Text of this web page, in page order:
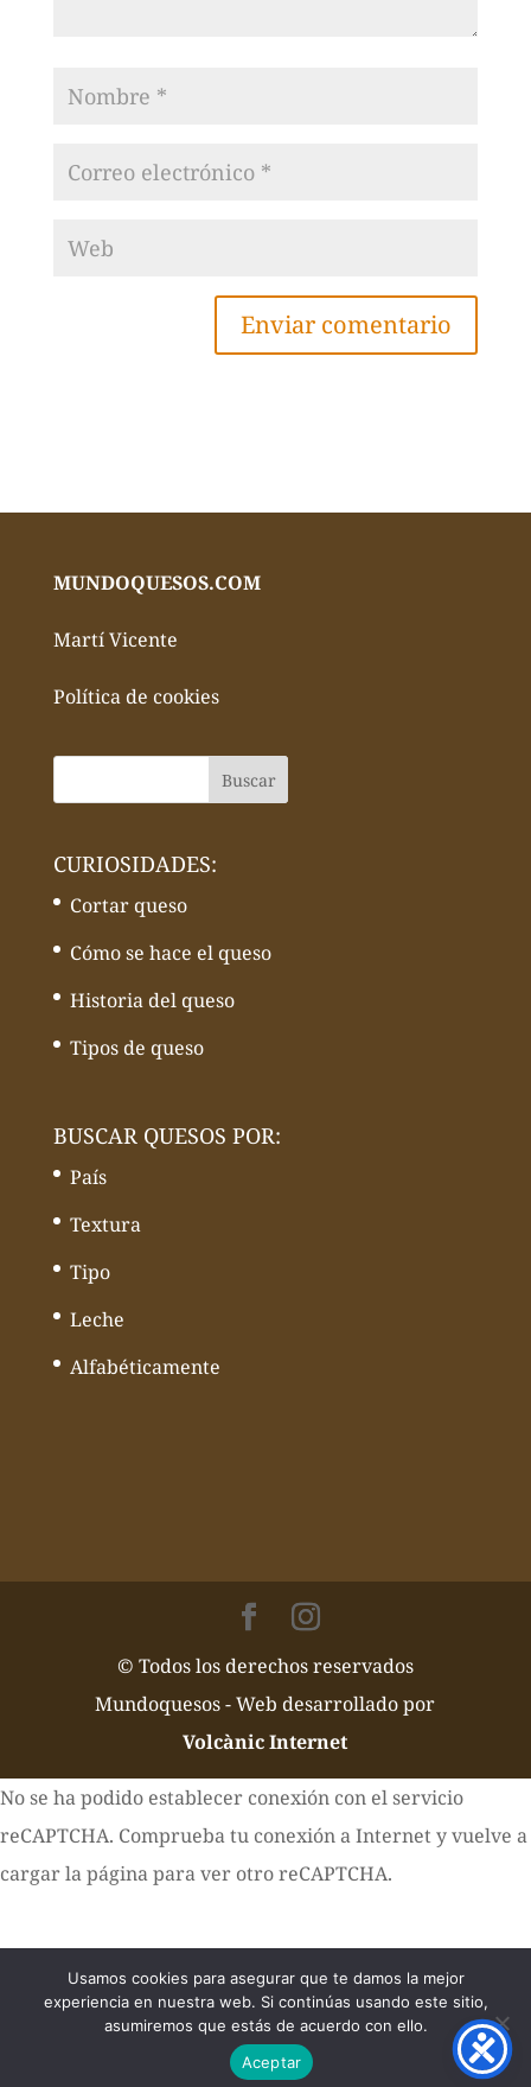
MUNDOQUESOS.COM
Martí Vicente
Política de cookies
CURIOSIDADES:
Cortar queso
Cómo se hace el queso
Historia del queso
Tipos de queso
BUSCAR QUESOS POR:
País
Textura
Tipo
Leche
Alfabéticamente
© Todos los derechos reservados
Mundoquesos - Web desarrollado por
Volcànic Internet
Usamos cookies para asegurar que te damos la mejor
experiencia en nuestra web. Si continúas usando este sitio,
asumiremos que estás de acuerdo con ello.
Aceptar
No se ha podido establecer conexión con el servicio
reCAPTCHA. Comprueba tu conexión a Internet y vuelve a
cargar la página para ver otro reCAPTCHA.